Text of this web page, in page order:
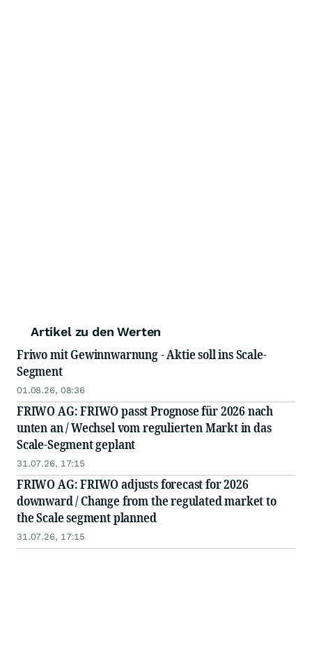
Artikel zu den Werten
Friwo mit Gewinnwarnung - Aktie soll ins Scale-
Segment
01.08.26, 08:36
FRIWO AG: FRIWO passt Prognose für 2026 nach
unten an / Wechsel vom regulierten Markt in das
Scale-Segment geplant
31.07.26, 17:15
FRIWO AG: FRIWO adjusts forecast for 2026
downward / Change from the regulated market to
the Scale segment planned
31.07.26, 17:15